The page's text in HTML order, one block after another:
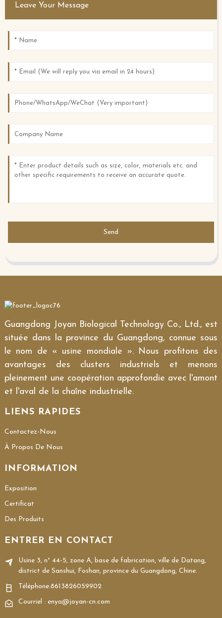
Leave Your Message
Send
Guangdong Joyan Biological Technology Co., Ltd., est
située dans la province du Guangdong, connue sous
le nom de « usine mondiale ». Nous profitons des
avantages des clusters industriels et menons
pleinement une coopération approfondie avec l'amont
et l'aval de la chaîne industrielle.
LIENS RAPIDES
Contactez-Nous
À Propos De Nous
INFORMATION
Exposition
Certificat
Des Produits
ENTRER EN CONTACT
Usine 3, n° 44-5, zone A, base de fabrication, ville de Datang,
district de Sanshui, Foshan, province du Guangdong, Chine.
Téléphone:8613826059902
Courriel : enya@joyan-cn.com